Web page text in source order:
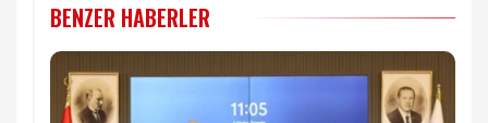
BENZER HABERLER